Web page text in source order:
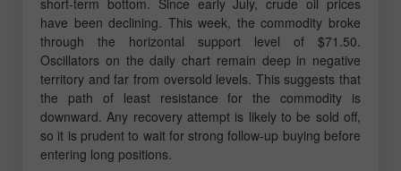
have been declining. This week, the commodity broke
through the horizontal support level of $71.50.
Oscillators on the daily chart remain deep in negative
territory and far from oversold levels. This suggests that
the path of least resistance for the commodity is
downward. Any recovery attempt is likely to be sold off,
so it is prudent to wait for strong follow-up buying before
entering long positions.